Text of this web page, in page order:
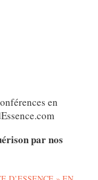
en
par nos